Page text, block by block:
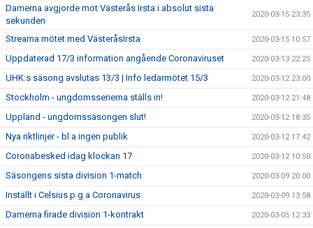
Damerna avgjorde mot Västerås Irsta i absolut sista
sekunden
2020-03-15 23:35
Streama mötet med VästeråsIrsta 2020-03-15 10:57
Uppdaterad 17/3 information angående Coronaviruset 2020-03-13 22:25
UHK:s säsong avslutas 13/3 | Info ledarmötet 15/3 2020-03-12 23:00
Stockholm - ungdomsserierna ställs in! 2020-03-12 21:48
Uppland - ungdomssäsongen slut! 2020-03-12 18:35
Nya riktlinjer - bl a ingen publik 2020-03-12 17:42
Coronabesked idag klockan 17 2020-03-12 10:50
Säsongens sista division 1-match 2020-03-09 20:00
Inställt i Celsius p g a Coronavirus 2020-03-09 13:58
Damerna firade division 1-kontrakt 2020-03-05 12:33